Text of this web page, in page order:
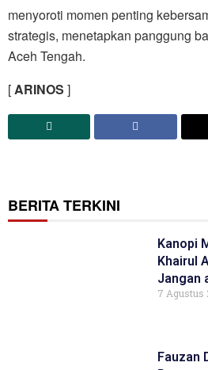
menyoroti momen penting
strategis, menetapkan panggung
Aceh Tengah.
[ARINOS ]
BERITA TERKINI
Kanopi
Khairul
Jangan
7 Agustus
Fauzan